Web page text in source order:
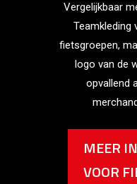
Vergelijkbaar
Teamkleding
fietsgroepen,
logo van de
opvallend
MEER
VOOR